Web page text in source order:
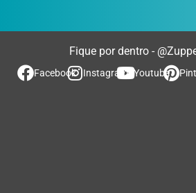
Fique por dentro -
Facebook Instagram Youtube